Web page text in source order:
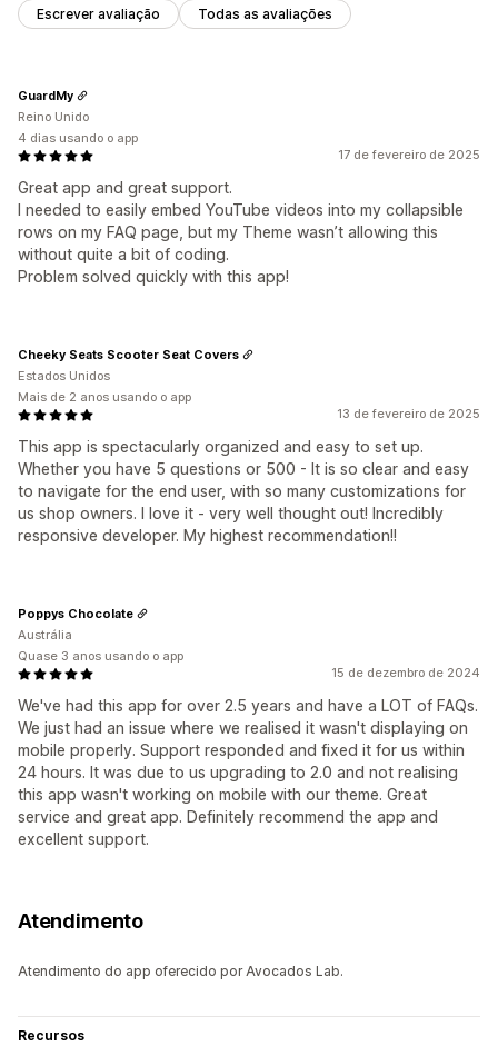
Escrever avaliação Todas as avaliações
17 de fevereiro de 2025
Great app and great support.
I needed to easily embed YouTube videos into my collapsible
rows on my FAQ page, but my Theme wasn’t allowing this
without quite a bit of coding.
Problem solved quickly with this app!
GuardMy
Reino Unido
4 dias usando o app
13 de fevereiro de 2025
This app is spectacularly organized and easy to set up.
Whether you have 5 questions or 500 - It is so clear and easy
to navigate for the end user, with so many customizations for
us shop owners. I love it - very well thought out! Incredibly
responsive developer. My highest recommendation!!
Cheeky Seats Scooter Seat Covers
Estados Unidos
Mais de 2 anos usando o app
15 de dezembro de 2024
We've had this app for over 2.5 years and have a LOT of FAQs.
We just had an issue where we realised it wasn't displaying on
mobile properly. Support responded and fixed it for us within
24 hours. It was due to us upgrading to 2.0 and not realising
this app wasn't working on mobile with our theme. Great
service and great app. Definitely recommend the app and
excellent support.
Poppys Chocolate
Austrália
Quase 3 anos usando o app
Atendimento
Atendimento do app oferecido por Avocados Lab.
Recursos